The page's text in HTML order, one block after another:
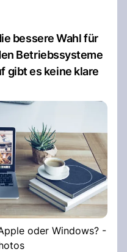
bessere Wahl für
Betriebssysteme
gibt es keine klare
oder Windows? -